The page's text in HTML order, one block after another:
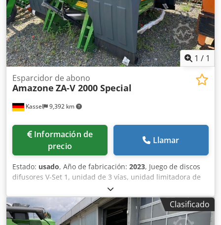
1 / 1
Kassel 9,392 km
Esparcidor de abono
Amazone ZA-V 2000 Special
Información de
precio
Llamar
Estado: usado, Año de fabricación: 2023, Juego de discos
difusores V-Set 1, unidad de 3 vías, unidad limitadora de
esparcido Limiter V / barra de protección tubular S,
dispositivo de rodillos enchufable, mecanismo de
esparcido ZA-V, sobreestructura de tolva S / 2000 eje de
transmisión con acoplamiento de fricción, componentes de
Clasificado